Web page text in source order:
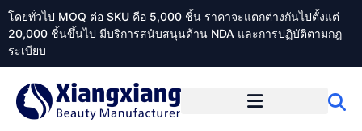
โดยทั่วไป MOQ ต่อ SKU คือ 5,000 ชิ้น ราคาจะแตกต่างกันไปตั้งแต่
20,000 ชิ้นขึ้นไป มีบริการสนับสนุนด้าน NDA และการปฏิบัติตามกฎ
ระเบียบ